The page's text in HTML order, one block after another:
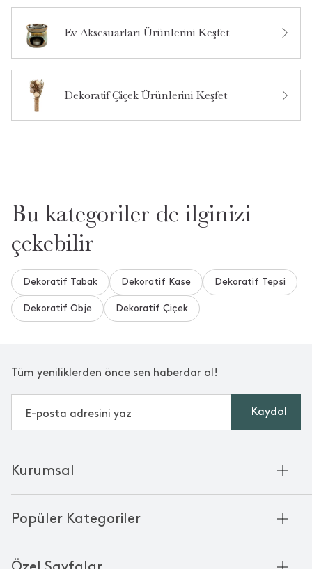
Ürün Hakkında Soru Sor
Ev Aksesuarları Ürünlerini Keşfet
Dekoratif Çiçek Ürünlerini Keşfet
Bu kategoriler de ilginizi
çekebilir
Dekoratif Tabak Dekoratif Kase Dekoratif Tepsi
Dekoratif Obje Dekoratif Çiçek
Tüm yeniliklerden önce sen haberdar ol!
Kaydol
Popüler Kategoriler
Bornoz
Kurumsal
Kurumsal Satış
Chakra Manifesto